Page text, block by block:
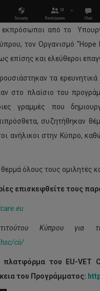
από το
τον Οργανισμό
και ελεύθεροι
τα
στο πλαίσιο του
γραμμές που
συζητήθηκαν
ανήλικοι στην Κύπρο,
όλους τους ομιλητές
επισκεφθείτε τους
. eu
Κύπρου
hsc/cii/
πλατφόρμα του EU-VET
του Προγράμματος: